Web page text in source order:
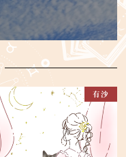
有沙